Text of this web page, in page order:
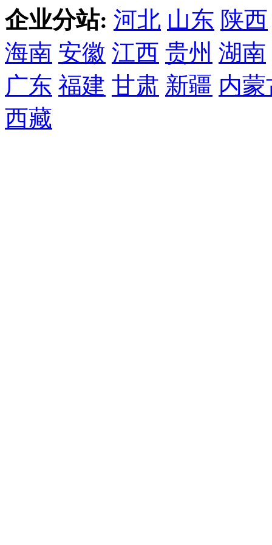
企业分站: 河北 山东 陕西
海南 安徽 江西 贵州 湖南
广东 福建 甘肃 新疆 内蒙
西藏